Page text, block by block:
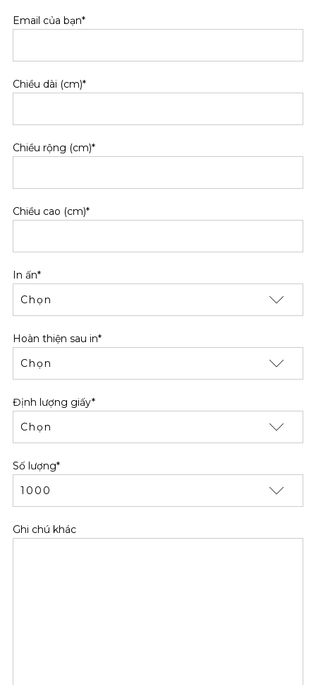
Email của bạn*
Chiều dài (cm)*
Chiều rộng (cm)*
Chiều cao (cm)*
In ấn*
Hoàn thiện sau in*
Định lượng giấy*
Số lượng*
Ghi chú khác